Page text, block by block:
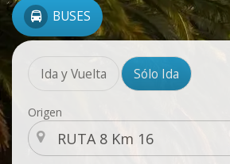
BUSES
Ida y Vuelta Sólo Ida
Origen